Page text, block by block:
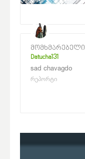
მომხმარებელი
Datucha131
sad chavagdo
რეპორტი